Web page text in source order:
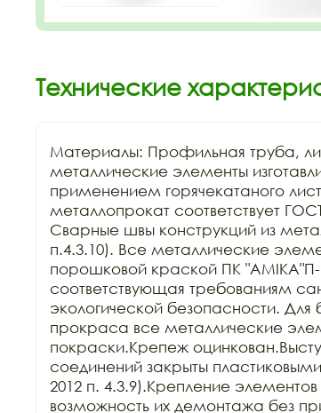
Технические
Материалы: Профильная труба,
металлические элементы
применением горячекатаного
металлопрокат соответствует
Сварные швы конструкций из
п.4.3.10). Все металлические
порошковой краской ПК "АМIKA"П-
соответствующая требованиям
экологической безопасности. Для
прокраса все металлические
покраски.Крепеж
соединений закрыты
2012 п. 4.3.9).Крепление
возможность их демонтажа без